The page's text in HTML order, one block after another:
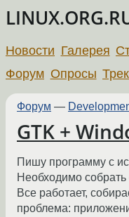
Новости Галерея
Форум Опросы
Форум —
GTK +
Пишу программу с
Необходимо
Все работает,
проблема: